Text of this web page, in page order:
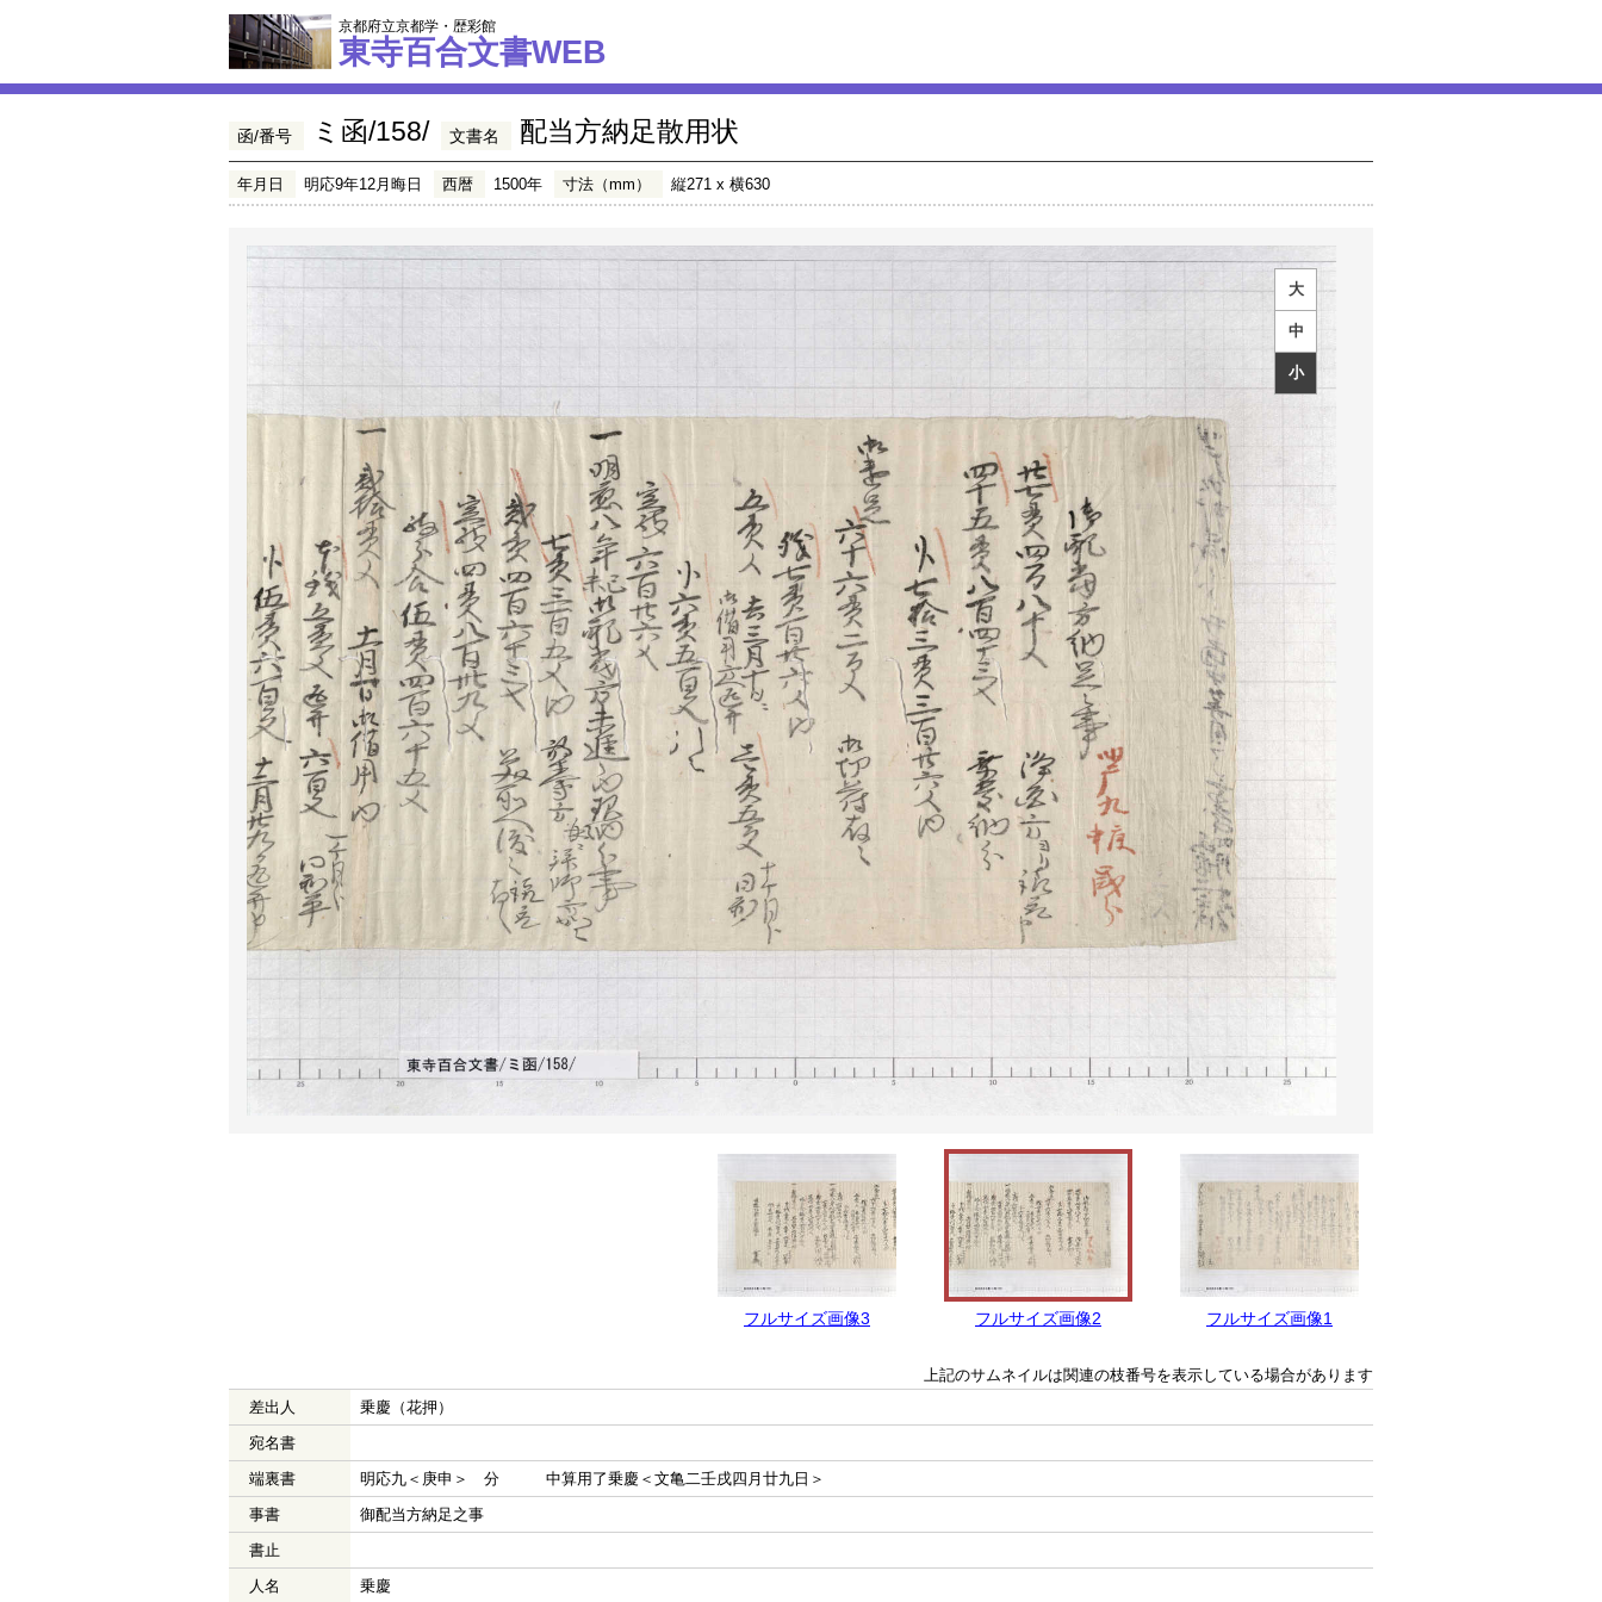
京都府立京都学・歴彩館
東寺百合文書WEB
函/番号 ミ函/158/ 文書名 配当方納足散用状
年月日 明応9年12月晦日 西暦 1500年 寸法（mm） 縦271 x 横630
大
中
小
フルサイズ画像3 フルサイズ画像2 フルサイズ画像1
上記のサムネイルは関連の枝番号を表示している場合があります
差出人
乗慶（花押）
宛名書
端裏書
明応九＜庚申＞ 分 中算用了乗慶＜文亀二壬戌四月廿九日＞
事書
御配当方納足之事
書止
人名
乗慶